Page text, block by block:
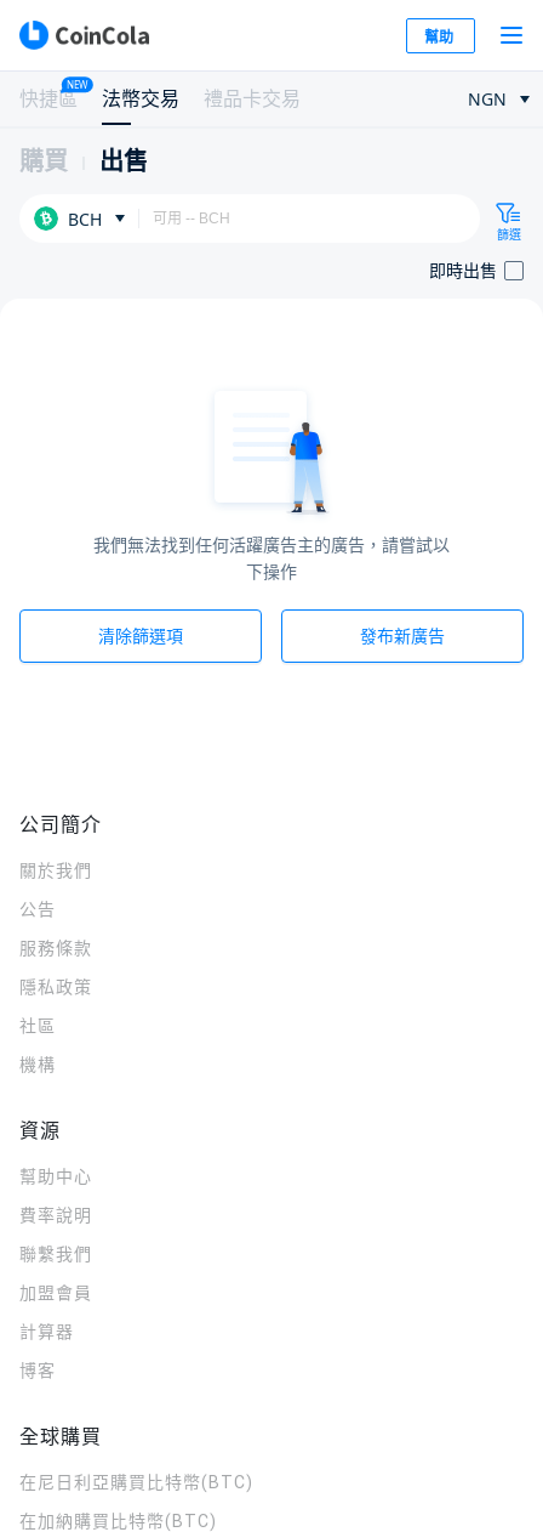
幫助
快捷區
NEW
法幣交易 禮品卡交易 NGN
購買 出售
BCH
篩選
即時出售
我們無法找到任何活躍廣告主的廣告，請嘗試以
下操作
清除篩選項 發布新廣告
公司簡介
關於我們
公告
服務條款
隱私政策
社區
機構
資源
幫助中心
費率說明
聯繫我們
加盟會員
計算器
博客
全球購買
在尼日利亞購買比特幣(BTC)
在加納購買比特幣(BTC)